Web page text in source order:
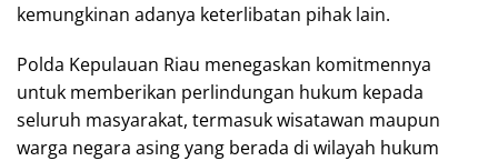
kemungkinan adanya keterlibatan pihak lain.
Polda Kepulauan Riau menegaskan komitmennya
untuk memberikan perlindungan hukum kepada
seluruh masyarakat, termasuk wisatawan maupun
warga negara asing yang berada di wilayah hukum